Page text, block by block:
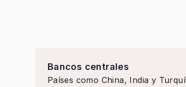
Bancos centrales
Países como China, India y